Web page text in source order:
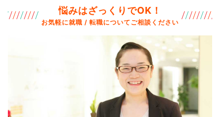
悩みはざっくりでOK！
お気軽に就職 / 転職についてご相談ください